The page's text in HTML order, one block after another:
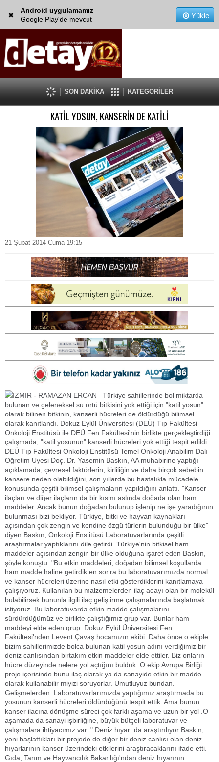
Android uygulamamız
Google Play'de mevcut
Yükle
SON DAKİKA KATEGORİLER
KATİL YOSUN, KANSERİN DE KATİLİ
21 Şubat 2014 Cuma 19:15
İZMİR - RAMAZAN ERCAN Türkiye sahillerinde bol miktarda
bulunan ve geleneksel su örtü bitkisini yok ettiği için "katil yosun"
olarak bilinen bitkinin, kanserli hücreleri de öldürdüğü bilimsel
olarak kanıtlandı. Dokuz Eylül Üniversitesi (DEÜ) Tıp Fakültesi
Onkoloji Enstitüsü ile DEÜ Fen Fakültesi'nin birlikte gerçekleştirdiği
çalışmada, "katil yosunun" kanserli hücreleri yok ettiği tespit edildi.
DEÜ Tıp Fakültesi Onkoloji Enstitüsü Temel Onkoloji Anabilim Dalı
Öğretim Üyesi Doç. Dr. Yasemin Baskın, AA muhabirine yaptığı
açıklamada, çevresel faktörlerin, kirliliğin ve daha birçok sebebin
kansere neden olabildiğini, son yıllarda bu hastalıkla mücadele
konusunda çeşitli bilimsel çalışmaların yapıldığını anlattı. "Kanser
ilaçları ve diğer ilaçların da bir kısmı aslında doğada olan ham
maddeler. Ancak bunun doğadan bulunup işlenip ne işe yaradığının
bulunması bizi bekliyor. Türkiye, bitki ve hayvan kaynakları
açısından çok zengin ve kendine özgü türlerin bulunduğu bir ülke"
diyen Baskın, Onkoloji Enstitüsü Laboratuvarlarında çeşitli
araştırmalar yaptıklarını dile getirdi. Türkiye'nin bitkisel ham
maddeler açısından zengin bir ülke olduğuna işaret eden Baskın,
şöyle konuştu: "Bu etkin maddeleri, doğadan bilimsel koşullarda
ham madde haline getirdikten sonra bu laboratuvarımızda normal
ve kanser hücreleri üzerine nasıl etki gösterdiklerini kanıtlamaya
çalışıyoruz. Kullanılan bu malzemelerden ilaç adayı olan bir molekül
bulabilirsek bununla ilgili ilaç geliştirme çalışmalarında başlatmak
istiyoruz. Bu laboratuvarda etkin madde çalışmalarını
sürdürdüğümüz ve birlikte çalıştığımız grup var. Bunlar ham
maddeyi elde eden grup. Dokuz Eylül Üniversitesi Fen
Fakültesi'nden Levent Çavaş hocamızın ekibi. Daha önce o ekiple
bizim sahillerimizde bolca bulunan katil yosun adını verdiğimiz bir
deniz canlısından birtakım etkin maddeler elde ettiler. Biz onların
hücre düzeyinde nelere yol açtığını bulduk. O ekip Avrupa Birliği
proje içerisinde bunu ilaç olarak ya da sanayide etkin bir madde
olarak kullanabilir miyizi soruyorlar. Umutluyuz bundan.
Gelişmelerden. Laboratuvarlarımızda yaptığımız araştırmada bu
yosunun kanserli hücreleri öldürdüğünü tespit ettik. Ama bunun
kanser ilacına dönüşme süreci çok farklı aşama ve uzun bir yol .O
aşamada da sanayi işbirliğine, büyük bütçeli laboratuvar ve
çalışmalara ihtiyacımız var. " Deniz hıyarı da araştırılıyor Baskın,
yeni başlattıkları bir projede de diğer bir deniz canlısı olan deniz
hıyarlarının kanser üzerindeki etkilerini araştıracaklarını ifade etti.
Gıda, Tarım ve Hayvancılık Bakanlığı'ndan deniz hıyarının